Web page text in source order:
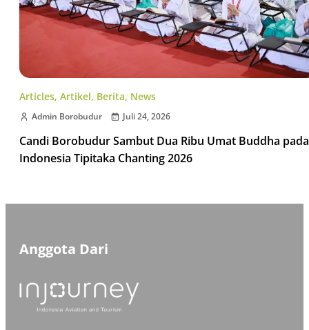
Articles, Artikel, Berita, News
Admin Borobudur Juli 24, 2026
Candi Borobudur Sambut Dua Ribu Umat Buddha pada
Indonesia Tipitaka Chanting 2026
Anggota Dari